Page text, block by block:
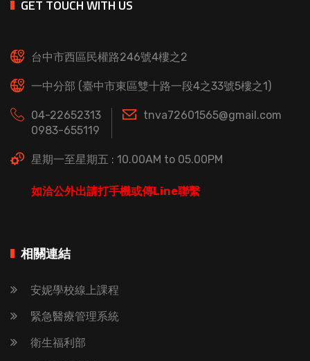
GET TOUCH WITH US
台中市西區民權路246號4樓之2
一中分部 (臺中市東區雙十路一段4之33號5樓之1)
04-22652313
0983-655119
tnva72601565@gmail.com
星期一至星期五 : 10.00AM to 05.00PM
如洽公外出請打手機或傳Line聯繫
相關連結
安妮學校線上課程
緊急醫療管理系統
衛生福利部